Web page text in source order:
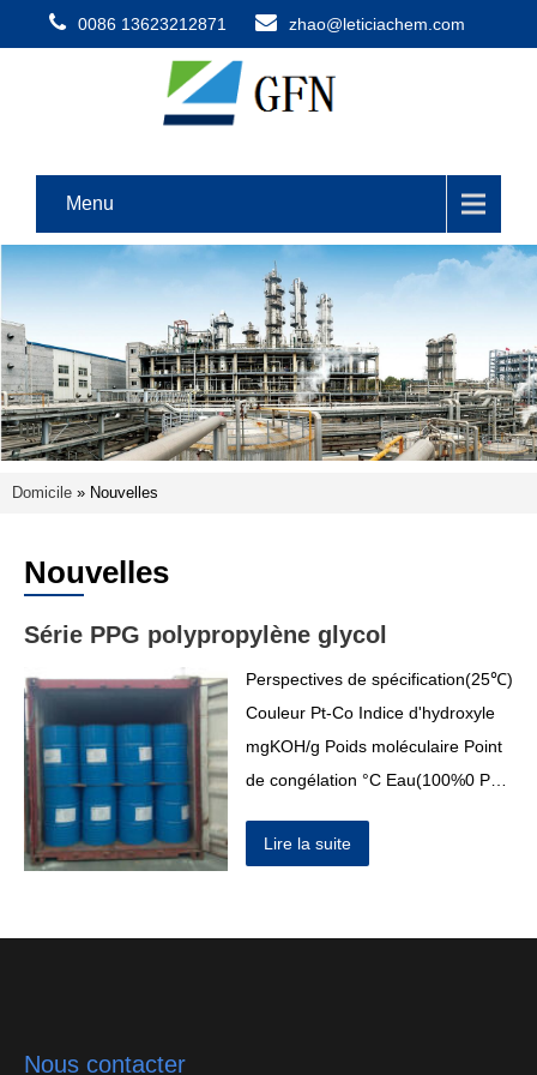
0086 13623212871 zhao@leticiachem.com
Menu
Domicile » Nouvelles
Nouvelles
Série PPG polypropylène glycol
Perspectives de spécification(25℃)
Couleur Pt-Co Indice d'hydroxyle
mgKOH/g Poids moléculaire Point
de congélation °C Eau(100%0 PH
Liquide visqueux huileux
Lire la suite
Nous contacter